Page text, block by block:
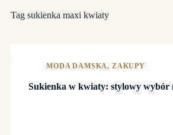
Tag sukienka maxi kwiaty
MODA DAMSKA, ZAKUPY
Sukienka w kwiaty: stylowy wybór